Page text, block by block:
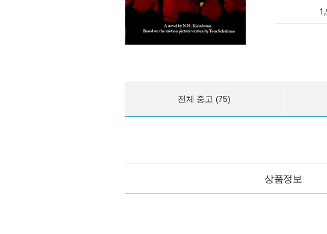
전체 중고 (75)
상품정보